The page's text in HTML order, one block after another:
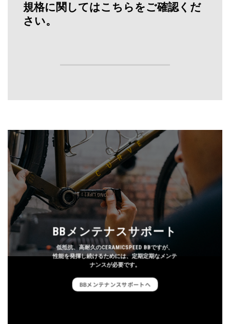
規格に関してはこちらをご確認くだ
さい。
BBメンテナスサポート
低抵抗、高耐久のCERAMICSPEED BBですが、
性能を発揮し続けるためには、定期定期なメンテ
ナンスが必要です。
BBメンテナンスサポートへ